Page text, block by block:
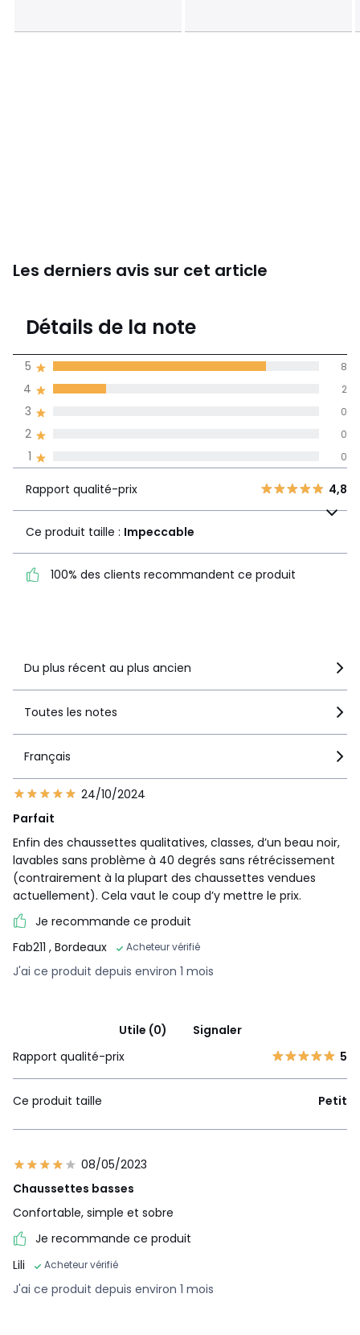
Les derniers avis sur cet article
4,8
moyenne des avis
dans toutes les
1 0
2 0
3 0
4
5 4,8
recommandent ce produit
Détails de la note
1 0
2 0
3 0
4 2
5 8
Rapport qualité-prix 4,8
Ce produit taille : Impeccable
100% des clients recommandent ce produit
Du plus récent au plus ancien
Toutes les notes
Français
24/10/2024
Parfait
Enfin des chaussettes qualitatives, classes, d’un beau noir,
lavables sans problème à 40 degrés sans rétrécissement
(contrairement à la plupart des chaussettes vendues
actuellement). Cela vaut le coup d’y mettre le prix.
Je recommande ce produit
Fab211 , Bordeaux Acheteur vérifié
J'ai ce produit depuis environ 1 mois
Utile (0)
Signaler
Rapport qualité-prix
5
Ce produit taille Petit
08/05/2023
Chaussettes basses
Confortable, simple et sobre
Je recommande ce produit
Lili
Acheteur vérifié
J'ai ce produit depuis environ 1 mois